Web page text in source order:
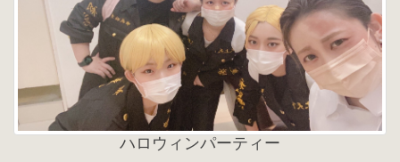
ハロウィンパーティー